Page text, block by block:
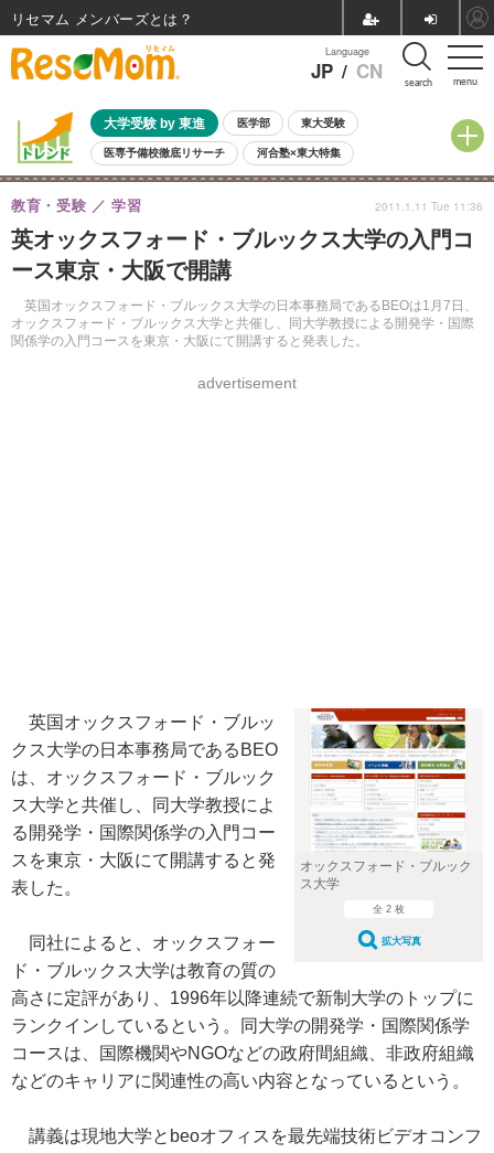
menu
Language
JP / CN search
大学受験 by 東進 医学部 東大受験
医専予備校徹底リサーチ 河合塾×東大特集
親子で考える大学選び 高校受験 中学受験 小学校受験
共通テスト 夏休み
8月開催イベント・WS 全国公立高校 過去問 人気記事
自由研究教材（小学生向け） 自由研究教材（中学生向け）
英オックスフォード・ブルックス大学の入門コ
ース東京・大阪で開講
英国オックスフォード・ブルックス大学の日本事務局であるBEOは1月7日、
オックスフォード・ブルックス大学と共催し、同大学教授による開発学・国際
関係学の入門コースを東京・大阪にて開講すると発表した。
教育・受験 学習
advertisement
2011.1.11 Tue 11:36
オックスフォード・ブルック
ス大学
全 2 枚
拡大写真
英国オックスフォード・ブルッ
クス大学の日本事務局であるBEO
は、オックスフォード・ブルック
ス大学と共催し、同大学教授によ
る開発学・国際関係学の入門コー
スを東京・大阪にて開講すると発
表した。
同社によると、オックスフォー
ド・ブルックス大学は教育の質の
高さに定評があり、1996年以降連続で新制大学のトップに
ランクインしているという。同大学の開発学・国際関係学
コースは、国際機関やNGOなどの政府間組織、非政府組織
などのキャリアに関連性の高い内容となっているという。
講義は現地大学とbeoオフィスを最先端技術ビデオコンフ
リセマム メンバーズ